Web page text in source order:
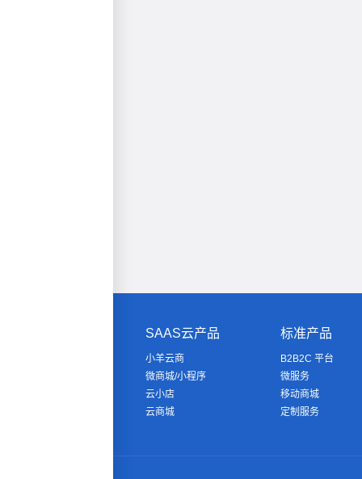
SAAS云产品
小羊云商
微商城/小程序
云小店
云商城
标准产品
B2B2C 平台
微服务
移动商城
定制服务